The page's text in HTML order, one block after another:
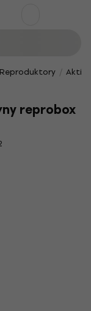
Reproduktory
reprobox